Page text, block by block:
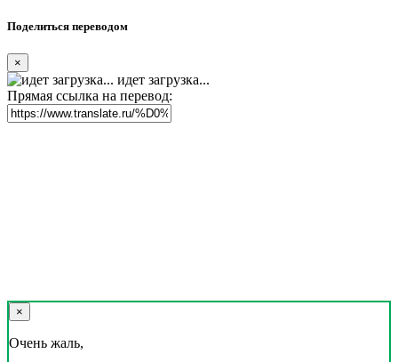
Поделиться переводом
×
идет загрузка...
Прямая ссылка на перевод:
×
Очень жаль,